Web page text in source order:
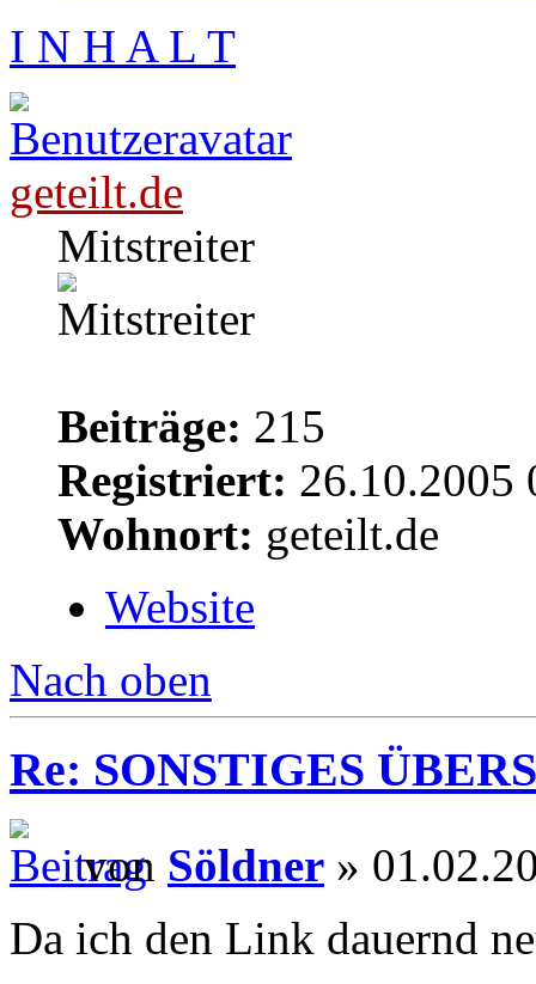
I N H A L T
geteilt.de
Mitstreiter
Beiträge: 215
Registriert: 26.10.2005
Wohnort: geteilt.de
Website
Nach oben
Re: SONSTIGES
von Söldner »
Da ich den Link dauernd